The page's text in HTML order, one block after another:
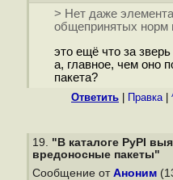
> Нет даже
общепринятых норм
это ещё что за зверь
а, главное, чем оно
пакета?
Ответить Правка|
19. "В каталоге PyPI
вредоносные пакеты"
Сообщение от Аноним